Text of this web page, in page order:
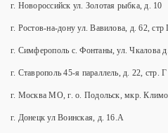
г. Новороссийск ул. Золотая рыбка, д. 10
г. Ростов-на-дону ул. Вавилова, д.
г. Симферополь с. Фонтаны, ул.
г. Ставрополь 45-я параллель, д. 22, стр. Г
г. Москва МО, г. о. Подольск, мкр.
г. Донецк ул Воинская, д. 16.А